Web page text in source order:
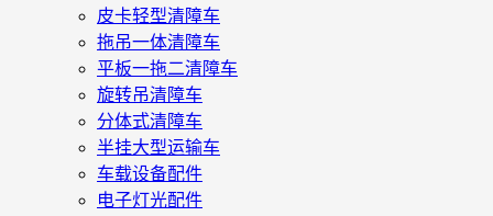
皮卡轻型清障车
拖吊一体清障车
平板一拖二清障车
旋转吊清障车
分体式清障车
半挂大型运输车
车载设备配件
电子灯光配件